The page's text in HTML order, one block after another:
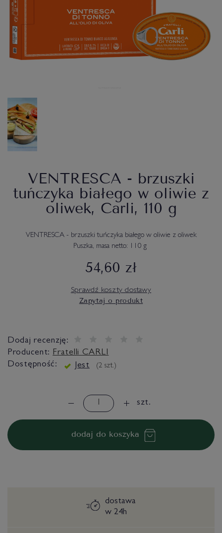
VENTRESCA - brzuszki
tuńczyka białego w oliwie z
oliwek, Carli, 110 g
VENTRESCA - brzuszki tuńczyka białego w oliwie z oliwek
Puszka, masa netto: 110 g
54,60 zł
Sprawdź koszty dostawy
Zapytaj o produkt
Dodaj recenzję:
Producent: Fratelli CARLI
Dostępność:
Jest ( 2 szt.)
szt.
dodaj do koszyka
dostawa
w 24h